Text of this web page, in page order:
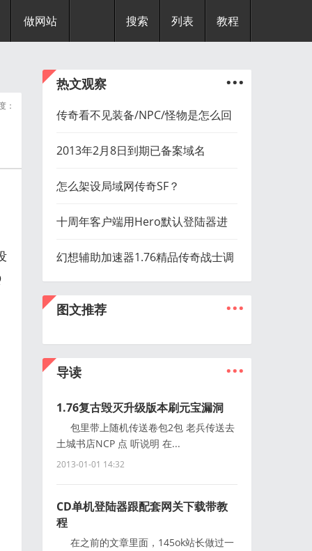
做网站 搜索 列表 教程
：
热文观察 ...
传奇看不见装备/NPC/怪物是怎么回
事？
2013年2月8日到期已备案域名
怎么架设局域网传奇SF？
十周年客户端用Hero默认登陆器进
入游戏黑屏？
幻想辅助加速器1.76精品传奇战士调
图文推荐 ...
导读 ...
1.76复古毁灭升级版本刷元宝漏洞
包里带上随机传送卷包2包 老兵传送去
土城书店NCP 点 听说明 在...
2013-01-01 14:32
CD单机登陆器跟配套网关下载带教
程
在之前的文章里面，145ok站长做过一